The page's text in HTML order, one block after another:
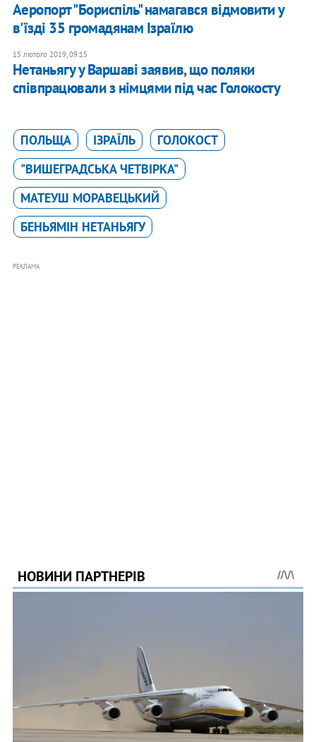
Аеропорт "Бориспіль" намагався відмовити у
в'їзді 35 громадянам Ізраїлю
15 лютого 2019, 09:15
Нетаньягу у Варшаві заявив, що поляки
співпрацювали з німцями під час Голокосту
ПОЛЬЩА ІЗРАЇЛЬ
ГОЛОКОСТ
"ВИШЕГРАДСЬКА ЧЕТВІРКА"
МАТЕУШ МОРАВЕЦЬКИЙ
БЕНЬЯМІН НЕТАНЬЯГУ
РЕКЛАМА